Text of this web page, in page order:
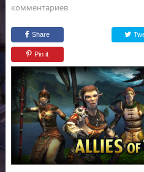
комментариев
Share
Pin it